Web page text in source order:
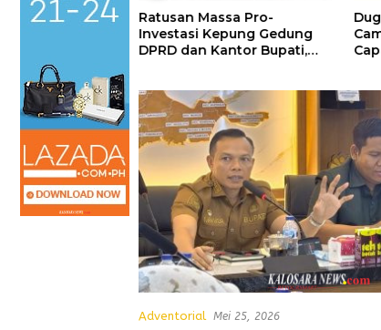
Distribusi
Ratusan Massa Pro-
Investasi Kepung Gedung
DPRD dan Kantor Bupati,
Ikuti Regulasi Pusat
Adventorial Mei 25, 2026